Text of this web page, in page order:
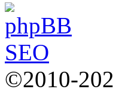
©2010-